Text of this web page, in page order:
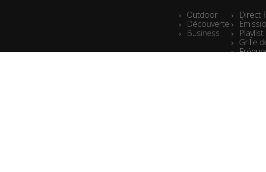
Outdoor
Découverte
Business
Direct
Grille